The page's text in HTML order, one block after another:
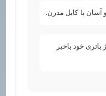
با کابل مدرن.
خود باخبر